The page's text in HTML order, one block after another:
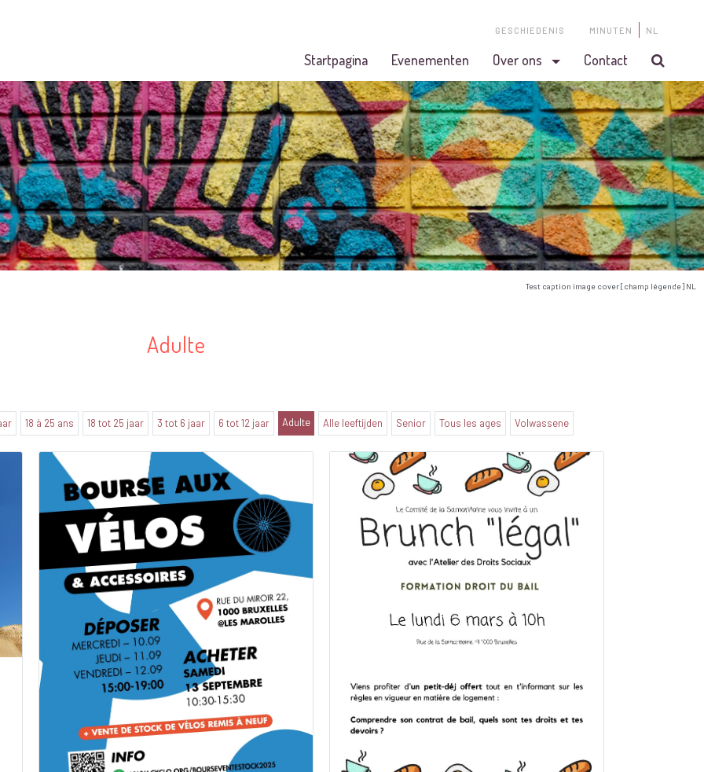
GESCHIEDENIS MINUTEN NL
Startpagina Evenementen Over ons Contact
Test caption image cover [champ légende] NL
Adulte
18 à 25 ans 18 tot 25 jaar 3 tot 6 jaar 6 tot 12 jaar Adulte Alle leeftijden Senior Tous les ages Volwassene